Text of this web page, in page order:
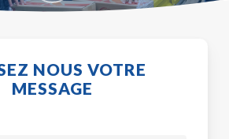
the
NOUS VOTRE
MESSAGE